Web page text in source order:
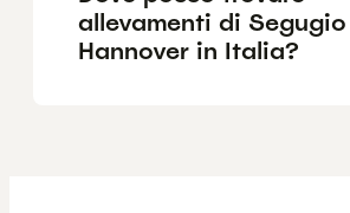
allevamenti di
Hannover in Italia?